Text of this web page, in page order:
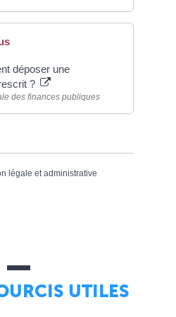
déposer une
?
des finances publiques
légale et administrative
UTILES